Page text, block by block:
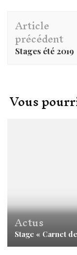
Navigation
d'article
Article
précédent
Stages été 2019
Vous
Actus
Stage « Carnet